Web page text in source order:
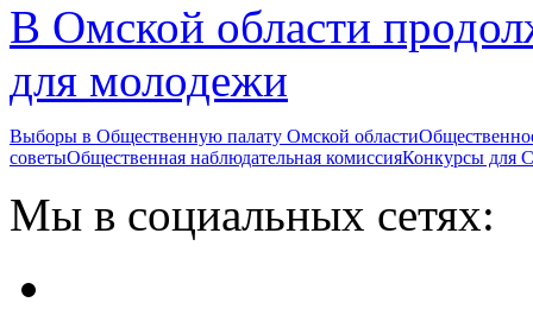
В Омской области
для молодежи
Выборы в Общественную палату Омской области
советыОбщественная наблюдательная комиссияКонкурсы
Мы в социальных сетях: